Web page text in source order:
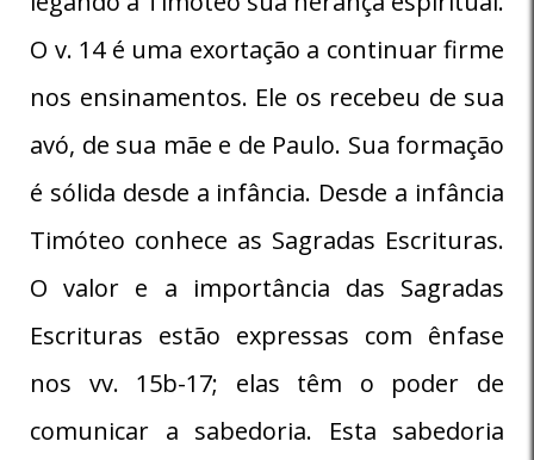
O v. 14 é uma exortação a continuar firme
nos ensinamentos. Ele os recebeu de sua
avó, de sua mãe e de Paulo. Sua formação
é sólida desde a infância. Desde a infância
Timóteo conhece as Sagradas Escrituras.
O valor e a importância das Sagradas
Escrituras estão expressas com ênfase
nos vv. 15b-17; elas têm o poder de
comunicar a sabedoria. Esta sabedoria